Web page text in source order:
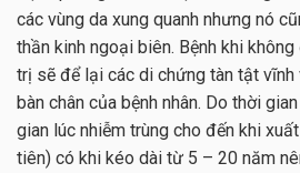
các vùng da xung quanh nhưng nó
thần kinh ngoại biên. Bệnh khi
trị sẽ để lại các di chứng tàn tật vĩnh
bàn chân của bệnh nhân. Do thời
gian lúc nhiễm trùng cho đến khi
tiên) có khi kéo dài từ 5 – 20 năm